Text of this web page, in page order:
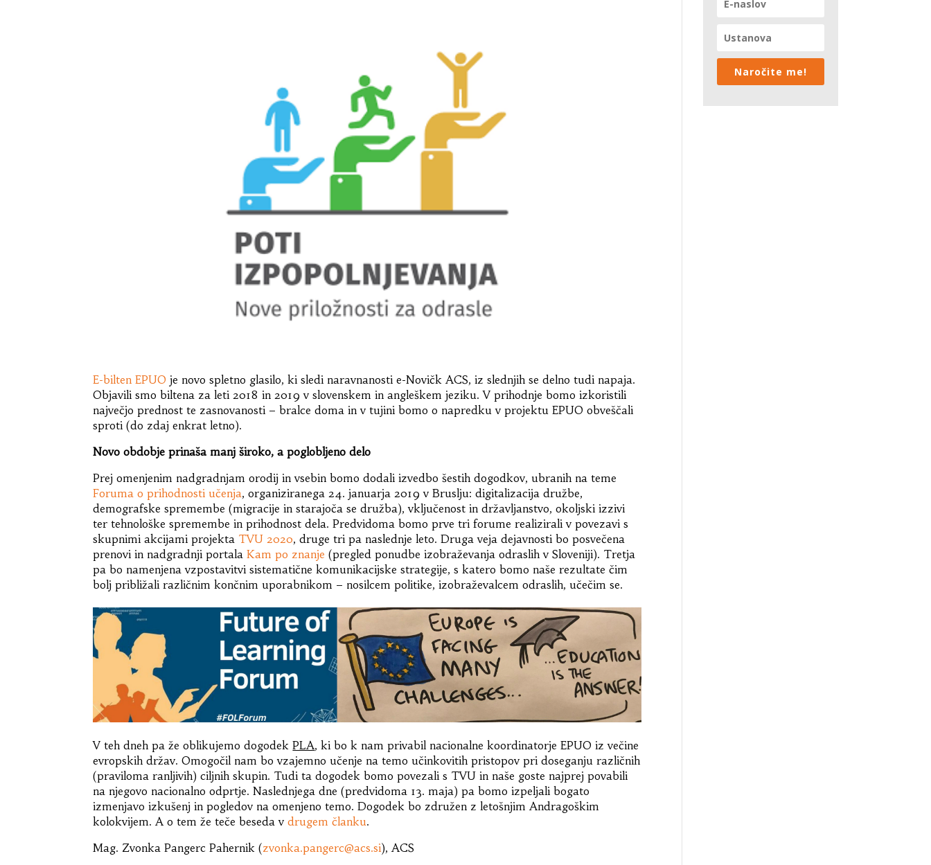
E-bilten EPUO je novo spletno glasilo, ki sledi naravnanosti e-Novičk ACS, iz slednjih se delno tudi napaja.
Objavili smo biltena za leti 2018 in 2019 v slovenskem in angleškem jeziku. V prihodnje bomo izkoristili
največjo prednost te zasnovanosti – bralce doma in v tujini bomo o napredku v projektu EPUO obveščali
sproti (do zdaj enkrat letno).
Novo obdobje prinaša manj široko, a poglobljeno delo
Prej omenjenim nadgradnjam orodij in vsebin bomo dodali izvedbo šestih dogodkov, ubranih na teme
Foruma o prihodnosti učenja, organiziranega 24. januarja 2019 v Bruslju: digitalizacija družbe,
demografske spremembe (migracije in starajoča se družba), vključenost in državljanstvo, okoljski izzivi
ter tehnološke spremembe in prihodnost dela. Predvidoma bomo prve tri forume realizirali v povezavi s
skupnimi akcijami projekta TVU 2020, druge tri pa naslednje leto. Druga veja dejavnosti bo posvečena
prenovi in nadgradnji portalaKam po znanje (pregled ponudbe izobraževanja odraslih v Sloveniji). Tretja
pa bo namenjena vzpostavitvi sistematične komunikacijske strategije, s katero bomo naše rezultate čim
bolj približali različnim končnim uporabnikom – nosilcem politike, izobraževalcem odraslih, učečim se.
V teh dneh pa že oblikujemo dogodekPLA, ki bo k nam privabil nacionalne koordinatorje EPUO iz večine
evropskih držav. Omogočil nam bo vzajemno učenje na temo učinkovitih pristopov pri doseganju različnih
(praviloma ranljivih) ciljnih skupin. Tudi ta dogodek bomo povezali s TVU in naše goste najprej povabili
na njegovo nacionalno odprtje. Naslednjega dne (predvidoma 13. maja) pa bomo izpeljali bogato
izmenjavo izkušenj in pogledov na omenjeno temo. Dogodek bo združen z letošnjim Andragoškim
kolokvijem. A o tem že teče beseda vdrugem članku.
Mag. Zvonka Pangerc Pahernik (zvonka.pangerc@acs.si), ACS
Naročite me!